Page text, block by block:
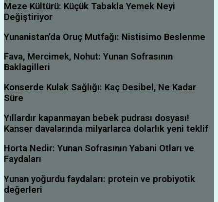
Meze Kültürü: Küçük Tabakla Yemek Neyi
Değiştiriyor
Yunanistan’da Oruç Mutfağı: Nistisimo Beslenme
Fava, Mercimek, Nohut: Yunan Sofrasının
Baklagilleri
Konserde Kulak Sağlığı: Kaç Desibel, Ne Kadar
Süre
Yıllardır kapanmayan bebek pudrası dosyası!
Kanser davalarında milyarlarca dolarlık yeni teklif
Horta Nedir: Yunan Sofrasının Yabani Otları ve
Faydaları
Yunan yoğurdu faydaları: protein ve probiyotik
değerleri